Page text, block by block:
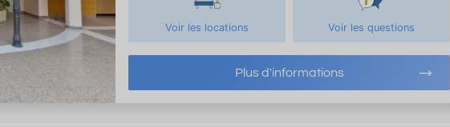
Voir les locations Voir les questions
Plus d'informations